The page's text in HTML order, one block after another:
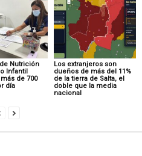
Nutrición
Infantil
de 700
día
Los extranjeros son
dueños de más del 11%
de la tierra de Salta, el
doble que la media
nacional